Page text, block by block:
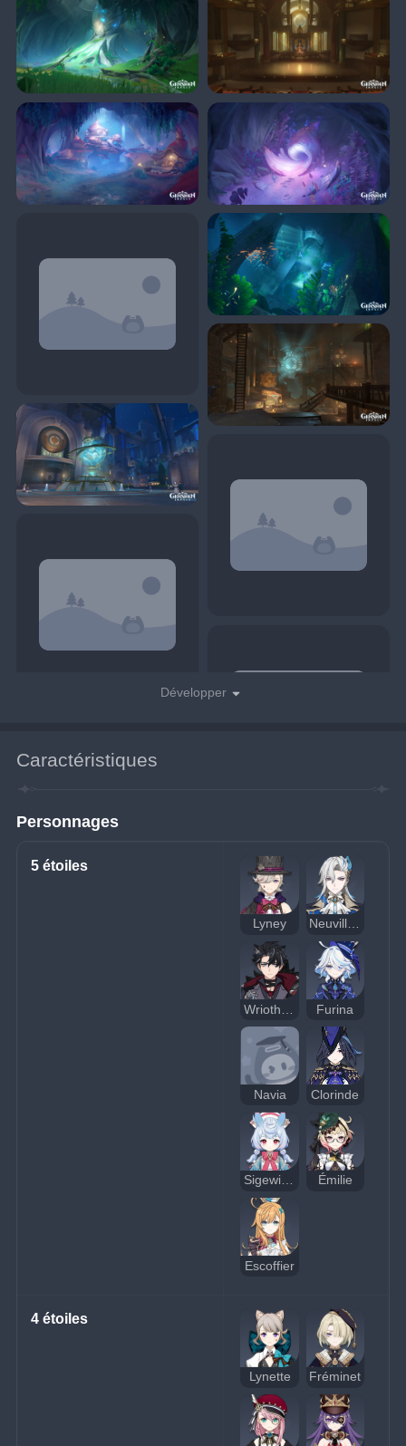
Développer
Caractéristiques
Personnages
5 étoiles
Lyney Neuvillette
Furina
Navia Clorinde
Sigewinne Émilie
Escoffier
4 étoiles
Lynette Fréminet